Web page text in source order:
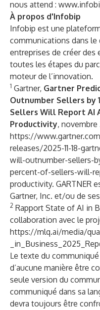
nous attend :
À propos d'Infobip
Infobip est une
communications dans le
entreprises de créer des
toutes les étapes du
moteur de l’innovation.
1 Gartner, Gartner
Outnumber Sellers by
Sellers Will Report AI
Productivity, novembre
https://
releases/2025-11-18-
will-outnumber-sellers-
percent-of-sellers-will-
productivity. GARTNER
Gartner, Inc. et/ou de
2 Rapport State of AI in
collaboration avec le
https://mlq.ai/media/
Le texte du
d’aucune manière être
seule version du
communiqué dans sa
devra toujours être